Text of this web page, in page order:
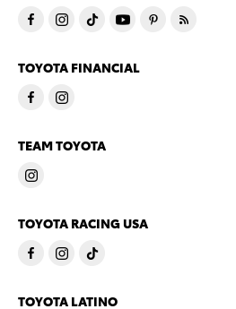
TOYOTA FINANCIAL
TEAM TOYOTA
TOYOTA RACING USA
TOYOTA LATINO